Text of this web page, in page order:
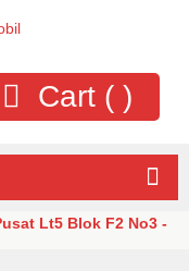
Cart ()
Lt5 Blok F2 No3 -